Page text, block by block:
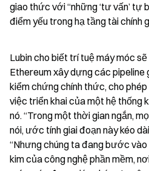
giao thức với “những ‘tư vấn’ tự
điểm yếu trong hạ tầng tài chính
Lubin cho biết trí tuệ máy móc
Ethereum xây dựng các
kiểm chứng chính thức, cho
việc triển khai của một hệ thống
nó. “Trong một thời gian ngắn,
nói, ước tính giai đoạn này kéo
“Nhưng chúng ta đang bước
kim của công nghệ phần mềm,